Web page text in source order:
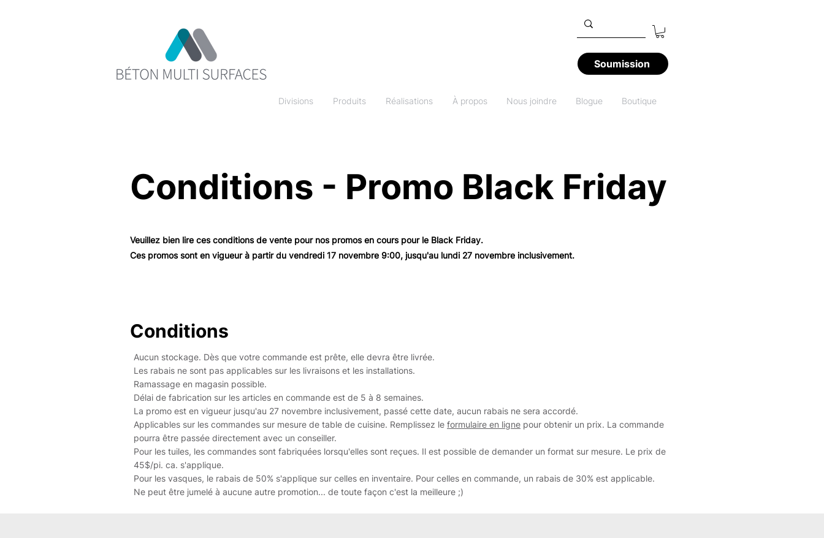
Soumission
Divisions Produits Réalisations À propos Nous joindre Blogue Boutique
Conditions - Promo Black Friday
Veuillez bien lire ces conditions de vente pour nos promos en cours pour le Black Friday.
Ces promos sont en vigueur à partir du vendredi 17 novembre 9:00, jusqu'au lundi 27 novembre inclusivement.
Conditions
Aucun stockage. Dès que votre commande est prête, elle devra être livrée.
Les rabais ne sont pas applicables sur les livraisons et les installations.
Ramassage en magasin possible.
Délai de fabrication sur les articles en commande est de 5 à 8 semaines.
La promo est en vigueur jusqu'au 27 novembre inclusivement, passé cette date, aucun rabais ne sera accordé.
Applicables sur les commandes sur mesure de table de cuisine. Remplissez le formulaire en ligne pour obtenir un prix. La commande
pourra être passée directement avec un conseiller.
Pour les tuiles, les commandes sont fabriquées lorsqu'elles sont reçues. Il est possible de demander un format sur mesure. Le prix de
45$/pi. ca. s'applique.
Pour les vasques, le rabais de 50% s'applique sur celles en inventaire. Pour celles en commande, un rabais de 30% est applicable.
Ne peut être jumelé à aucune autre promotion... de toute façon c'est la meilleure ;)